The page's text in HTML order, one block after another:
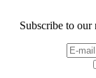
Subscribe to our